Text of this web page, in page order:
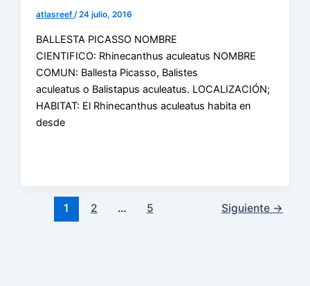
atlasreef/24 julio, 2016
BALLESTA PICASSO NOMBRE
CIENTIFICO: Rhinecanthus aculeatus NOMBRE
COMUN: Ballesta Picasso, Balistes
aculeatus o Balistapus aculeatus. LOCALIZACIÓN;
HABITAT: El Rhinecanthus aculeatus habita en
desde
1 2 … 5 Siguiente →